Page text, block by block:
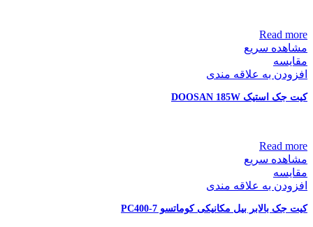
Read more
مشاهده سریع
مقایسه
افزودن به علاقه مندی
کیت جک استیک DOOSAN 185W
Read more
مشاهده سریع
مقایسه
افزودن به علاقه مندی
کیت جک بالابر بیل مکانیکی کوماتسو PC400-7